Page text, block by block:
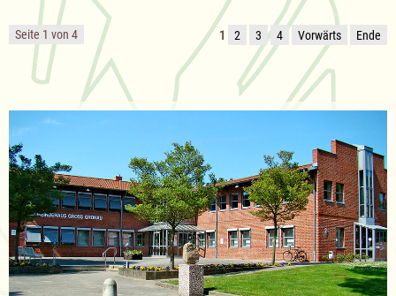
Seite 1 von 4 1 2 3 4 Vorwärts Ende